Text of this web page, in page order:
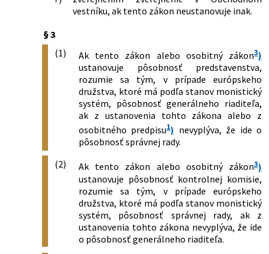
vestníku, ak tento zákon neustanovuje inak.
§ 3
(1)
Ak tento zákon alebo osobitný zákon3)
ustanovuje pôsobnosť predstavenstva,
rozumie sa tým, v prípade európskeho
družstva, ktoré má podľa stanov monistický
systém, pôsobnosť generálneho riaditeľa,
ak z ustanovenia tohto zákona alebo z
osobitného predpisu1) nevyplýva, že ide o
pôsobnosť správnej rady.
(2)
Ak tento zákon alebo osobitný zákon3)
ustanovuje pôsobnosť kontrolnej komisie,
rozumie sa tým, v prípade európskeho
družstva, ktoré má podľa stanov monistický
systém, pôsobnosť správnej rady, ak z
ustanovenia tohto zákona nevyplýva, že ide
o pôsobnosť generálneho riaditeľa.